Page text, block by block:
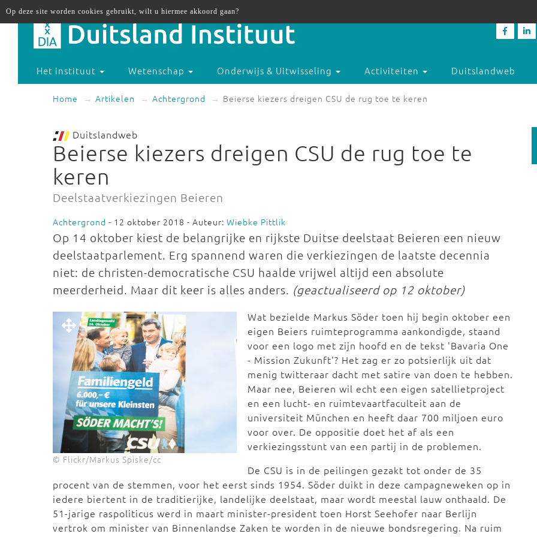
Het instituut Wetenschap Onderwijs & Uitwisseling Activiteiten Duitslandweb
Home Artikelen Achtergrond Beierse kiezers dreigen CSU de rug toe te keren
Duitslandweb
Beierse kiezers dreigen CSU de rug toe te
keren
Deelstaatverkiezingen Beieren
Achtergrond - 12 oktober 2018 - Auteur: Wiebke Pittlik
Op 14 oktober kiest de belangrijke en rijkste Duitse deelstaat Beieren een nieuw
deelstaatparlement. Erg spannend waren die verkiezingen de laatste decennia
niet: de christen-democratische CSU haalde vrijwel altijd een absolute
meerderheid. Maar dit keer is alles anders. (geactualiseerd op 12 oktober)
© Flickr/Markus Spiske/cc
Wat bezielde Markus Söder toen hij begin oktober een
eigen Beiers ruimteprogramma aankondigde, staand
voor een logo met zijn hoofd en de tekst 'Bavaria One
- Mission Zukunft'? Het zag er zo potsierlijk uit dat
menig twitteraar dacht met satire van doen te hebben.
Maar nee, Beieren wil echt een eigen satellietproject
en een lucht- en ruimtevaartfaculteit aan de
universiteit München en heeft daar 700 miljoen euro
voor over. De oppositie doet het af als een
verkiezingsstunt van een partij in de problemen.
De CSU is in de peilingen gezakt tot onder de 35
procent van de stemmen, voor het eerst sinds 1954. Söder duikt in deze campagneweken op in
iedere biertent in de traditierijke, landelijke deelstaat, maar wordt meestal lauw onthaald. De
51-jarige raspoliticus werd in maart minister-president toen Horst Seehofer naar Berlijn
vertrok om minister van Binnenlandse Zaken te worden in de nieuwe bondsregering. Na ruim
Op deze site worden cookies gebruikt, wilt u hiermee akkoord gaan?